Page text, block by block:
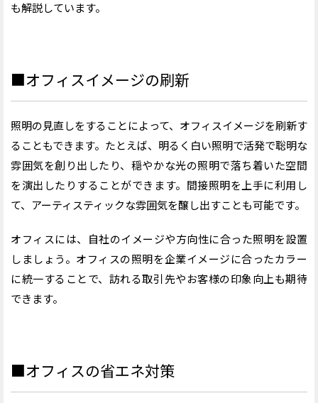
も解説しています。
■オフィスイメージの刷新
照明の見直しをすることによって、オフィスイメージを刷新す
ることもできます。たとえば、明るく白い照明で活発で聡明な
雰囲気を創り出したり、穏やかな光の照明で落ち着いた空間
を演出したりすることができます。間接照明を上手に利用し
て、アーティスティックな雰囲気を醸し出すことも可能です。
オフィスには、自社のイメージや方向性に合った照明を設置
しましょう。オフィスの照明を企業イメージに合ったカラー
に統一することで、 訪れる取引先やお客様の印象向上も期待
できます。
■オフィスの省エネ対策